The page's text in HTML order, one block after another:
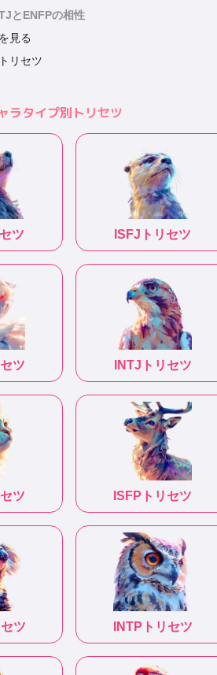
とENFPの相性
見る
リセツ
ラタイプ別トリセツ
ツ ISFJ トリセツ
ツ INTJ トリセツ
ツ ISFP トリセツ
セツ INTP トリセツ